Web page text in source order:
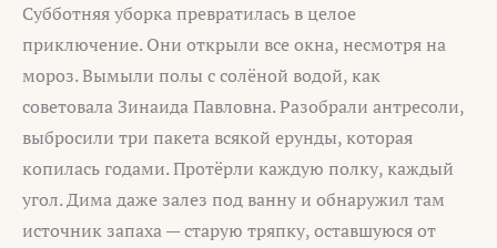
Субботняя уборка превратилась в целое
приключение. Они открыли все окна, несмотря на
мороз. Вымыли полы с солёной водой, как
советовала Зинаида Павловна. Разобрали антресоли,
выбросили три пакета всякой ерунды, которая
копилась годами. Протёрли каждую полку, каждый
угол. Дима даже залез под ванну и обнаружил там
источник запаха — старую тряпку, оставшуюся от